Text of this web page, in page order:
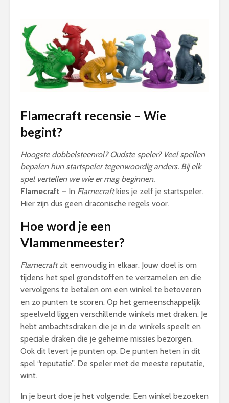
Flamecraft recensie – Wie
begint?
Hoogste dobbelsteenrol? Oudste speler? Veel spellen
bepalen hun startspeler tegenwoordig anders. Bij elk
spel vertellen we wie er mag beginnen.
Flamecraft – In Flamecraft kies je zelf je startspeler.
Hier zijn dus geen draconische regels voor.
Hoe word je een
Vlammenmeester?
Flamecraftzit eenvoudig in elkaar. Jouw doel is om
tijdens het spel grondstoffen te verzamelen en die
vervolgens te betalen om een winkel te betoveren
en zo punten te scoren. Op het gemeenschappelijk
speelveld liggen verschillende winkels met draken. Je
hebt ambachtsdraken die je in de winkels speelt en
speciale draken die je geheime missies bezorgen.
Ook dit levert je punten op. De punten heten in dit
spel “reputatie”. De speler met de meeste reputatie,
wint.
In je beurt doe je het volgende: Een winkel bezoeken